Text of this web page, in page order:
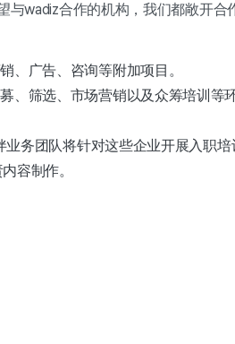
wadiz合作的机构，我们都敞开合
、广告、咨询等附加项目。
、筛选、市场营销以及众筹培训等
务团队将针对这些企业开展入职培
容制作。